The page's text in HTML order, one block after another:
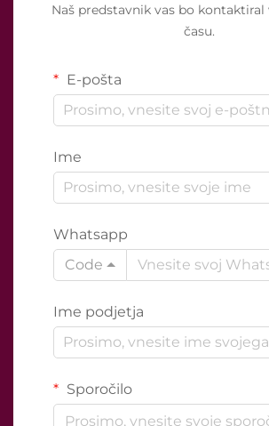
Naš predstavnik vas bo kontaktiral
času.
E-pošta
Ime
Whatsapp
Code
Ime podjetja
Sporočilo